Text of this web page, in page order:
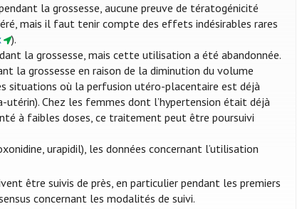
la grossesse, aucune preuve de tératogénicité
mais il faut tenir compte des effets indésirables rares
).
la grossesse, mais cette utilisation a été abandonnée.
la grossesse en raison de la diminution du volume
situations où la perfusion utéro-placentaire est déjà
utérin). Chez les femmes dont l’hypertension était déjà
à faibles doses, ce traitement peut être poursuivi
urapidil), les données concernant l’utilisation
être suivis de près, en particulier pendant les premiers
concernant les modalités de suivi.